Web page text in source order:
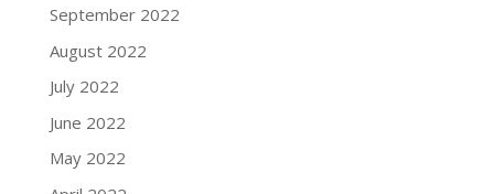
September 2022
August 2022
July 2022
June 2022
May 2022